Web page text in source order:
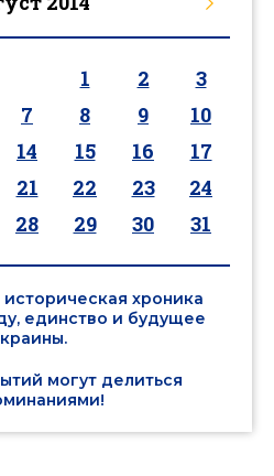
1 2
3
7 8 9
10
14 15 16
17
21 22 23
24
28 29 30 31
хроника
единство и будущее
могут делиться